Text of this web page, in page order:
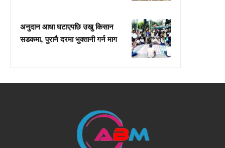
अनुदान आधा घटाएपछि उखु किसान
सडकमा, पुरानै दरमा भुक्तानी गर्न माग